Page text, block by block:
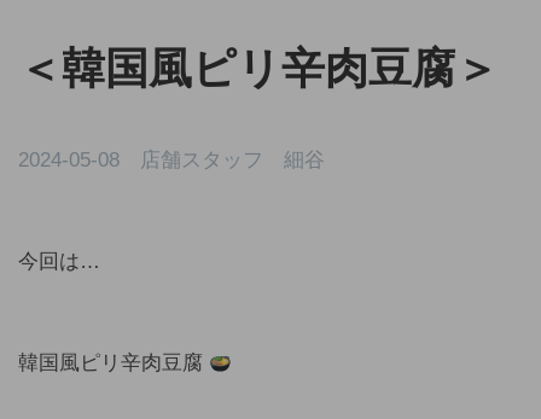
＜韓国風ピリ辛肉豆腐＞
2024-05-08 店舗スタッフ 細谷
今回は…
韓国風ピリ辛肉豆腐